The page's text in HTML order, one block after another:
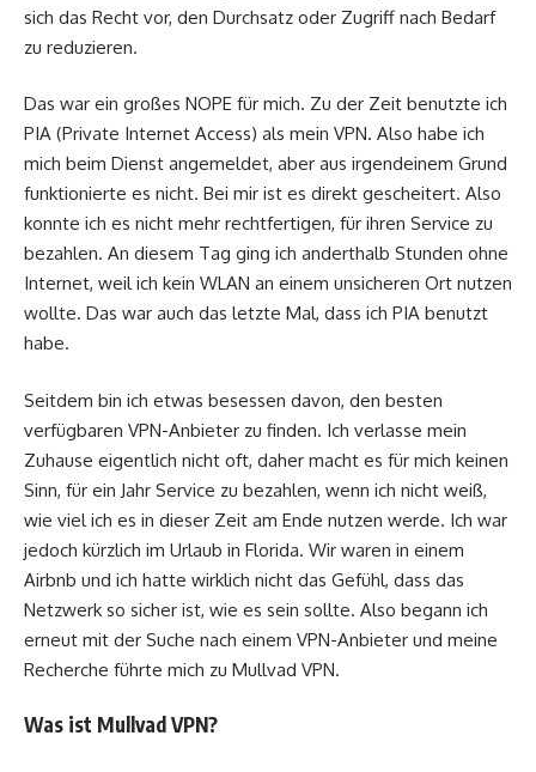
sich das Recht vor, den Durchsatz oder Zugriff nach Bedarf
zu reduzieren.
Das war ein großes NOPE für mich. Zu der Zeit benutzte ich
PIA (Private Internet Access) als mein VPN. Also habe ich
mich beim Dienst angemeldet, aber aus irgendeinem Grund
funktionierte es nicht. Bei mir ist es direkt gescheitert. Also
konnte ich es nicht mehr rechtfertigen, für ihren Service zu
bezahlen. An diesem Tag ging ich anderthalb Stunden ohne
Internet, weil ich kein WLAN an einem unsicheren Ort nutzen
wollte. Das war auch das letzte Mal, dass ich PIA benutzt
habe.
Seitdem bin ich etwas besessen davon, den besten
verfügbaren VPN-Anbieter zu finden. Ich verlasse mein
Zuhause eigentlich nicht oft, daher macht es für mich keinen
Sinn, für ein Jahr Service zu bezahlen, wenn ich nicht weiß,
wie viel ich es in dieser Zeit am Ende nutzen werde. Ich war
jedoch kürzlich im Urlaub in Florida. Wir waren in einem
Airbnb und ich hatte wirklich nicht das Gefühl, dass das
Netzwerk so sicher ist, wie es sein sollte. Also begann ich
erneut mit der Suche nach einem VPN-Anbieter und meine
Recherche führte mich zu Mullvad VPN.
Was ist Mullvad VPN?